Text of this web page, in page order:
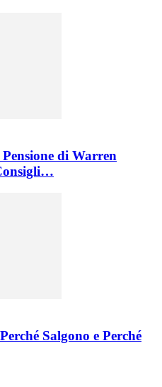
di Warren
Salgono e Perché